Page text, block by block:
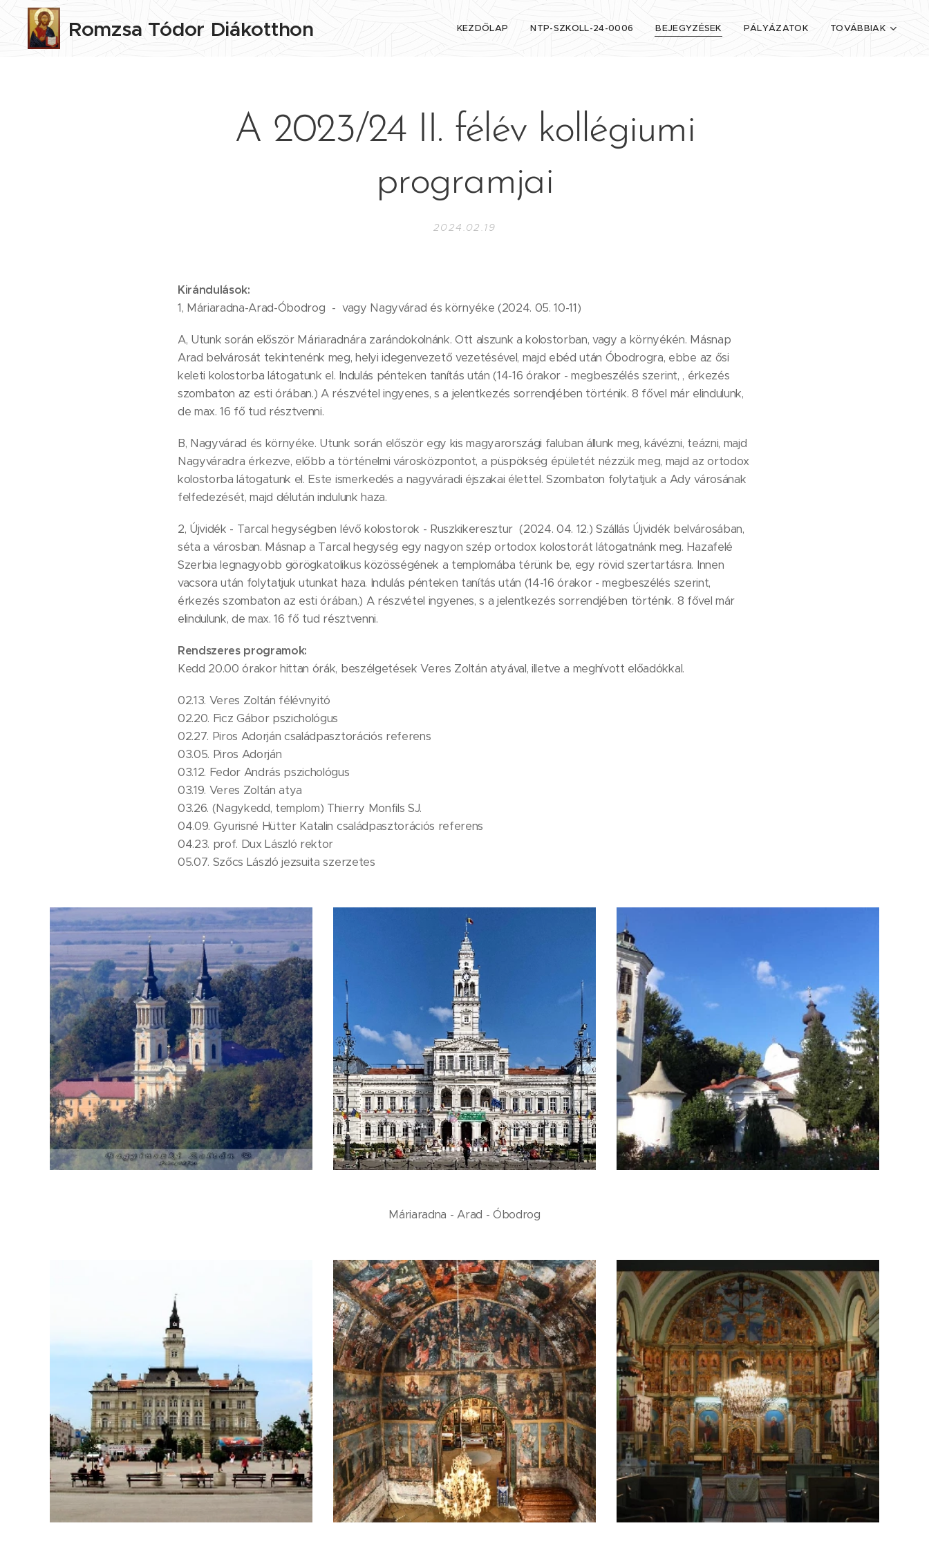
Romzsa Tódor Diákotthon KEZDŐLAP NTP-SZKOLL-24-0006 BEJEGYZÉSEK PÁLYÁZATOK TOVÁBBIAK
A 2023/24 II. félév kollégiumi
programjai
2024.02.19
Kirándulások:
1, Máriaradna-Arad-Óbodrog - vagy Nagyvárad és környéke (2024. 05. 10-11)
A, Utunk során először Máriaradnára zarándokolnánk. Ott alszunk a kolostorban, vagy a környékén. Másnap
Arad belvárosát tekintenénk meg, helyi idegenvezető vezetésével, majd ebéd után Óbodrogra, ebbe az ősi
keleti kolostorba látogatunk el. Indulás pénteken tanítás után (14-16 órakor - megbeszélés szerint, , érkezés
szombaton az esti órában.) A részvétel ingyenes, s a jelentkezés sorrendjében történik. 8 fővel már elindulunk,
de max. 16 fő tud résztvenni.
B, Nagyvárad és környéke. Utunk során először egy kis magyarországi faluban állunk meg, kávézni, teázni, majd
Nagyváradra érkezve, előbb a történelmi városközpontot, a püspökség épületét nézzük meg, majd az ortodox
kolostorba látogatunk el. Este ismerkedés a nagyváradi éjszakai élettel. Szombaton folytatjuk a Ady városának
felfedezését, majd délután indulunk haza.
2, Újvidék - Tarcal hegységben lévő kolostorok - Ruszkikeresztur (2024. 04. 12.) Szállás Újvidék belvárosában,
séta a városban. Másnap a Tarcal hegység egy nagyon szép ortodox kolostorát látogatnánk meg. Hazafelé
Szerbia legnagyobb görögkatolikus közösségének a templomába térünk be, egy rövid szertartásra. Innen
vacsora után folytatjuk utunkat haza. Indulás pénteken tanítás után (14-16 órakor - megbeszélés szerint,
érkezés szombaton az esti órában.) A részvétel ingyenes, s a jelentkezés sorrendjében történik. 8 fővel már
elindulunk, de max. 16 fő tud résztvenni.
Rendszeres programok:
Kedd 20.00 órakor hittan órák, beszélgetések Veres Zoltán atyával, illetve a meghívott előadókkal.
02.13. Veres Zoltán félévnyitó
02.20. Ficz Gábor pszichológus
02.27. Piros Adorján családpasztorációs referens
03.05. Piros Adorján
03.12. Fedor András pszichológus
03.19. Veres Zoltán atya
03.26. (Nagykedd, templom) Thierry Monfils SJ.
04.09. Gyurisné Hütter Katalin családpasztorációs referens
04.23. prof. Dux László rektor
05.07. Szőcs László jezsuita szerzetes
Máriaradna - Arad - Óbodrog